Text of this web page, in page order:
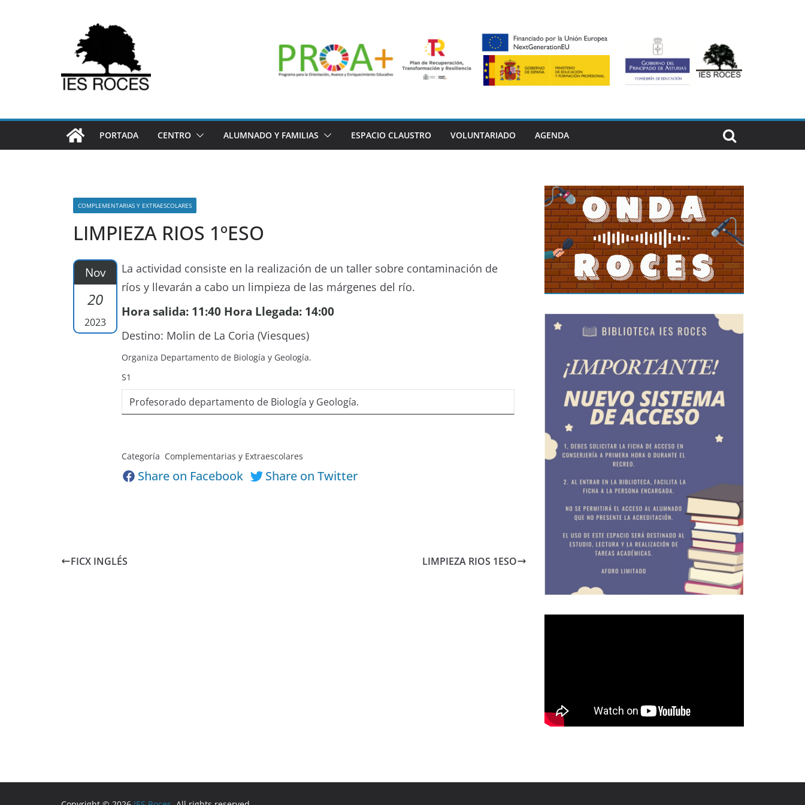
PORTADA CENTRO ALUMNADO Y FAMILIAS ESPACIO CLAUSTRO VOLUNTARIADO AGENDA
COMPLEMENTARIAS Y EXTRAESCOLARES
LIMPIEZA RIOS 1ºESO
Nov
20
2023
La actividad consiste en la realización de un taller sobre contaminación de
ríos y llevarán a cabo un limpieza de las márgenes del río.
Hora salida: 11:40 Hora Llegada: 14:00
Destino: Molin de La Coria (Viesques)
Organiza Departamento de Biología y Geología.
S1
Profesorado departamento de Biología y Geología.
Categoría Complementarias y Extraescolares
Share on Facebook Share on Twitter
FICX INGLÉS LIMPIEZA RIOS 1ESO